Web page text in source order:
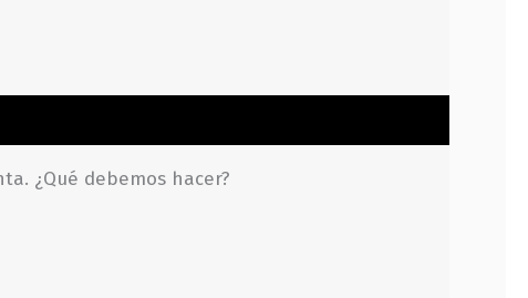
¿Qué debemos hacer?